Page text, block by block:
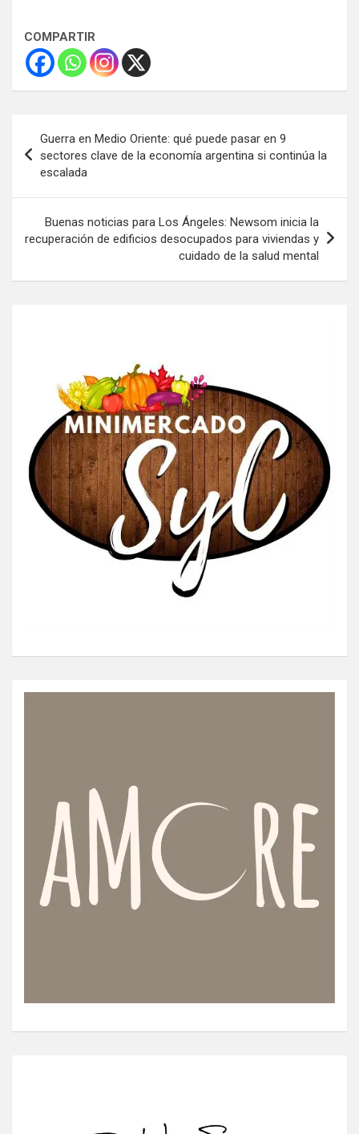
COMPARTIR
de
entradas
Guerra en Medio Oriente: qué puede pasar en 9
sectores clave de la economía argentina si continúa la
escalada
Buenas noticias para Los Ángeles: Newsom inicia la
recuperación de edificios desocupados para viviendas y
cuidado de la salud mental